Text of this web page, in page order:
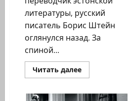
литературы, русский
писатель Борис Штейн
оглянулся назад. За
спиной...
Читать далееПрочитать
больше
Топоровский,